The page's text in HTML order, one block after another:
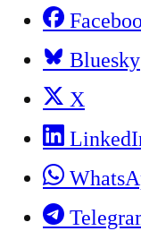
Bluesky
X